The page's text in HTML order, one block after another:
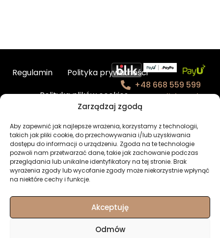
Zarządzaj zgodą
Aby zapewnić jak najlepsze wrażenia, korzystamy z technologii,
takich jak pliki cookie, do przechowywania i/lub uzyskiwania
dostępu do informacji o urządzeniu. Zgoda na te technologie
pozwoli nam przetwarzać dane, takie jak zachowanie podczas
przeglądania lub unikalne identyfikatory na tej stronie. Brak
wyrażenia zgody lub wycofanie zgody może niekorzystnie wpłynąć
na niektóre cechy i funkcje.
Akceptuję
Odmów
Regulamin
Polityka prywatności
Polityka plików cookies
BHP – charakterystyka produktów
Newsletter
Moje konto
+48 668 559 599
contact@fishmade.e
© Fishmade.eu -
wyjątkowe przynęty